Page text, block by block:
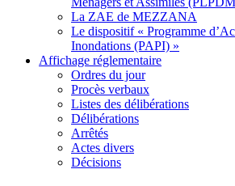
La ZAE de MEZZANA
Le dispositif « Programme
Inondations (PAPI) »
Affichage réglementaire
Ordres du jour
Procès verbaux
Listes des délibérations
Délibérations
Arrêtés
Actes divers
Décisions